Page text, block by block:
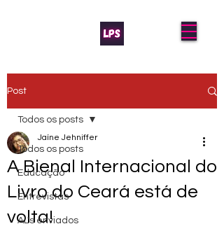
Post
Todos os posts
Educação
Entrevistas
AL's enviados
Todos os posts
A Bienal Internacional do
Livro do Ceará está de
volta!
Jaíne Jehniffer